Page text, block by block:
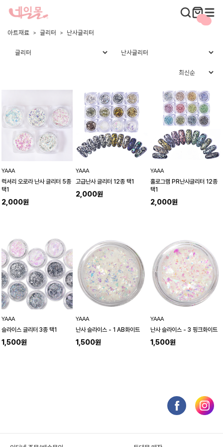
아트재료 글리터 난사글리터
YAAA
럭셔리 오로라 난사 글리터 5종
택1
2,000원
YAAA
고급난사 글리터 12종 택1
2,000원
YAAA
홀로그램 PR난사글리터 12종
택1
2,000원
YAAA
슬라이스 글리터 3종 택1
1,500원
YAAA
난사 슬라이스 - 1 AB화이트
1,500원
YAAA
난사 슬라이스 - 3 핑크화이트
1,500원